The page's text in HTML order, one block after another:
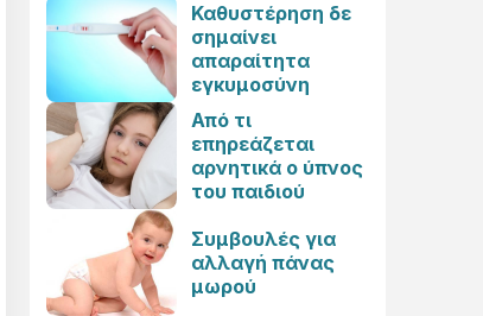
Καθυστέρηση δε
σημαίνει
απαραίτητα
εγκυμοσύνη
Από τι
επηρεάζεται
αρνητικά ο ύπνος
του παιδιού
Συμβουλές για
αλλαγή πάνας
μωρού